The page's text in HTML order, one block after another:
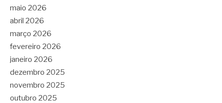
maio 2026
abril 2026
março 2026
fevereiro 2026
janeiro 2026
dezembro 2025
novembro 2025
outubro 2025